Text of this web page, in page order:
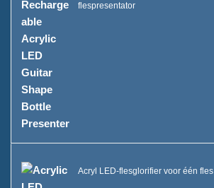
flespresentator
Acryl LED-flesglorifier voor één fles